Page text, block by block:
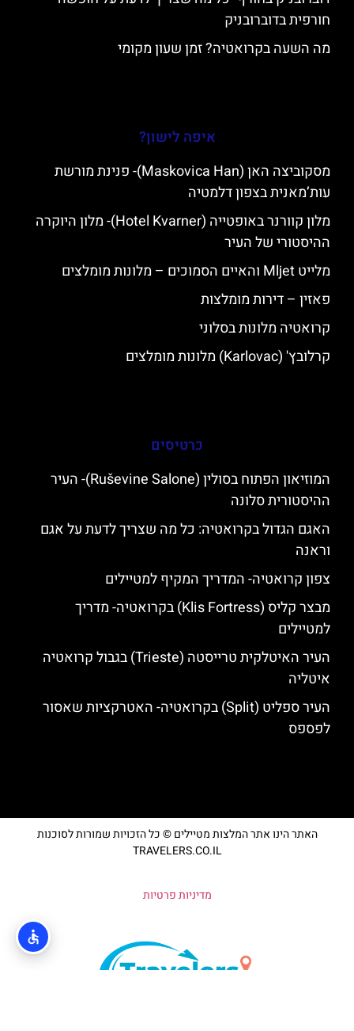
חורפית בדוברובניק
מה השעה בקרואטיה? זמן שעון מקומי
איפה לישון?
מסקוביצה האן (Maskovica Han)- פנינת מורשת
עות’מאנית בצפון דלמטיה
מלון קוורנר באופטייה (Hotel Kvarner)- מלון היוקרה
ההיסטורי של העיר
מלייט Mljet והאיים הסמוכים – מלונות מומלצים
פאזין – דירות מומלצות
קרואטיה מלונות בסלוני
קרלובץ' (Karlovac) מלונות מומלצים
כרטיסים
המוזיאון הפתוח בסולין (Ruševine Salone)- העיר
ההיסטורית סלונה
האגם הגדול בקרואטיה: כל מה שצריך לדעת על אגם
וראנה
צפון קרואטיה- המדריך המקיף למטיילים
מבצר קליס (Klis Fortress) בקרואטיה- מדריך
למטיילים
העיר האיטלקית טרייסטה (Trieste) בגבול קרואטיה
איטליה
העיר ספליט (Split) בקרואטיה- האטרקציות שאסור
לפספס
האתר הינו אתר המלצות מטיילים © כל הזכויות שמורות לסוכנות
TRAVELERS.CO.IL
מדיניות פרטיות